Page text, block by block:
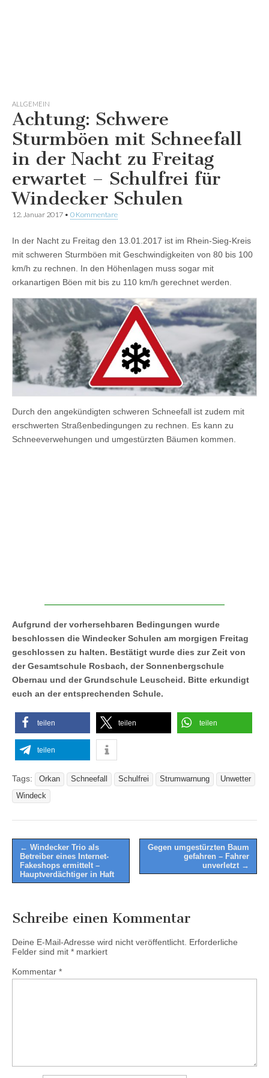
ALLGEMEIN
Achtung: Schwere
Sturmböen mit Schneefall
in der Nacht zu Freitag
erwartet – Schulfrei für
Windecker Schulen
12. Januar 2017 • 0 Kommentare
In der Nacht zu Freitag den 13.01.2017 ist im Rhein-Sieg-Kreis
mit schweren Sturmböen mit Geschwindigkeiten von 80 bis 100
km/h zu rechnen. In den Höhenlagen muss sogar mit
orkanartigen Böen mit bis zu 110 km/h gerechnet werden.
Durch den angekündigten schweren Schneefall ist zudem mit
erschwerten Straßenbedingungen zu rechnen. Es kann zu
Schneeverwehungen und umgestürzten Bäumen kommen.
Aufgrund der vorhersehbaren Bedingungen wurde
beschlossen die Windecker Schulen am morgigen Freitag
geschlossen zu halten. Bestätigt wurde dies zur Zeit von
der Gesamtschule Rosbach, der Sonnenbergschule
Obernau und der Grundschule Leuscheid. Bitte erkundigt
euch an der entsprechenden Schule.
teilen teilen teilen
teilen
Tags: Orkan Schneefall Schulfrei Strumwarnung
Unwetter
Windeck
Post
navigation
← Windecker Trio als
Betreiber eines Internet-
Fakeshops ermittelt –
Hauptverdächtiger in Haft
Gegen umgestürzten Baum
gefahren – Fahrer
unverletzt →
Schreibe einen Kommentar
Deine E-Mail-Adresse wird nicht veröffentlicht. Erforderliche
Felder sind mit * markiert
Kommentar *